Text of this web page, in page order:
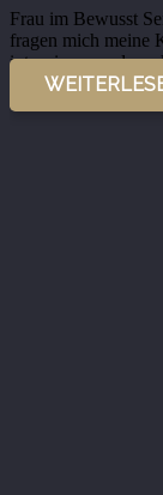
Frau im Bewusst
fragen mich meine
intensiv, so anders